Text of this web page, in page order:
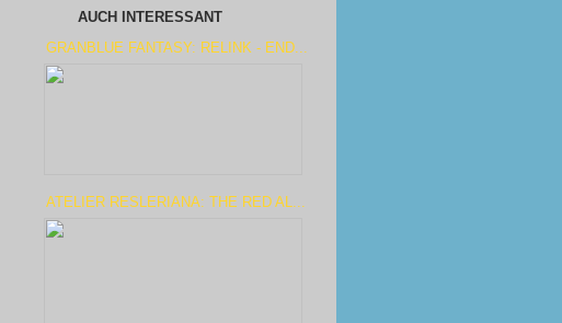
AUCH INTERESSANT
GRANBLUE FANTASY: RELINK - END...
ATELIER RESLERIANA: THE RED AL...